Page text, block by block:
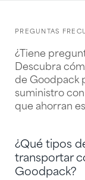
PREGUNTAS
¿Tiene
Descubra
de Goodpack
suministro
que ahorran
¿Qué tipos
transportar
Goodpack?